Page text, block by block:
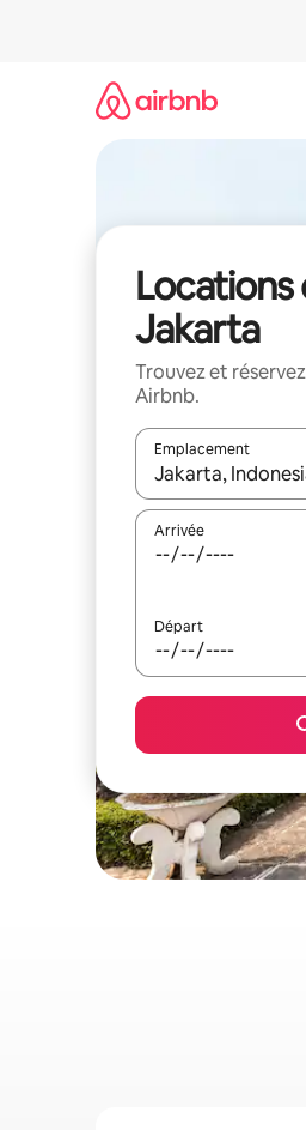
Locations
Jakarta
Trouvez et
Airbnb.
Emplacement
Quand les
Arrivée
Départ